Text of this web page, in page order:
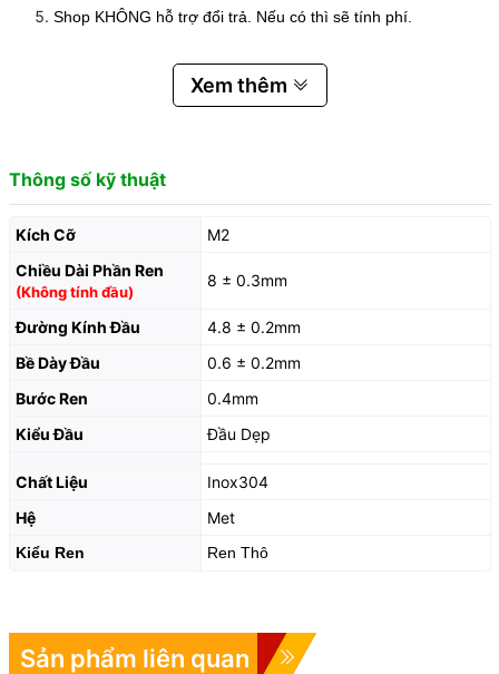
Shop KHÔNG hỗ trợ đổi trả. Nếu có thì sẽ tính phí.
Xem thêm
Thông số kỹ thuật
Kích Cỡ
M2
Chiều Dài Phần Ren
(Không tính đầu)
8 ± 0.3mm
Đường Kính Đầu
4.8 ± 0.2mm
Bề Dày Đầu
0.6 ± 0.2mm
Bước Ren
0.4mm
Kiểu Đầu
Đầu Dẹp
Chất Liệu
Inox304
Hệ
Met
Kiểu Ren Ren Thô
Sản phẩm liên quan